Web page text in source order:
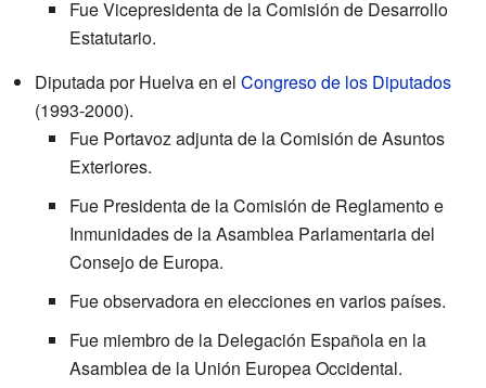
Fue Vicepresidenta de la Comisión de Desarrollo
Estatutario.
Diputada por Huelva en el Congreso de los Diputados
(1993-2000).
Fue Portavoz adjunta de la Comisión de Asuntos
Exteriores.
Fue Presidenta de la Comisión de Reglamento e
Inmunidades de la Asamblea Parlamentaria del
Consejo de Europa.
Fue observadora en elecciones en varios países.
Fue miembro de la Delegación Española en la
Asamblea de la Unión Europea Occidental.